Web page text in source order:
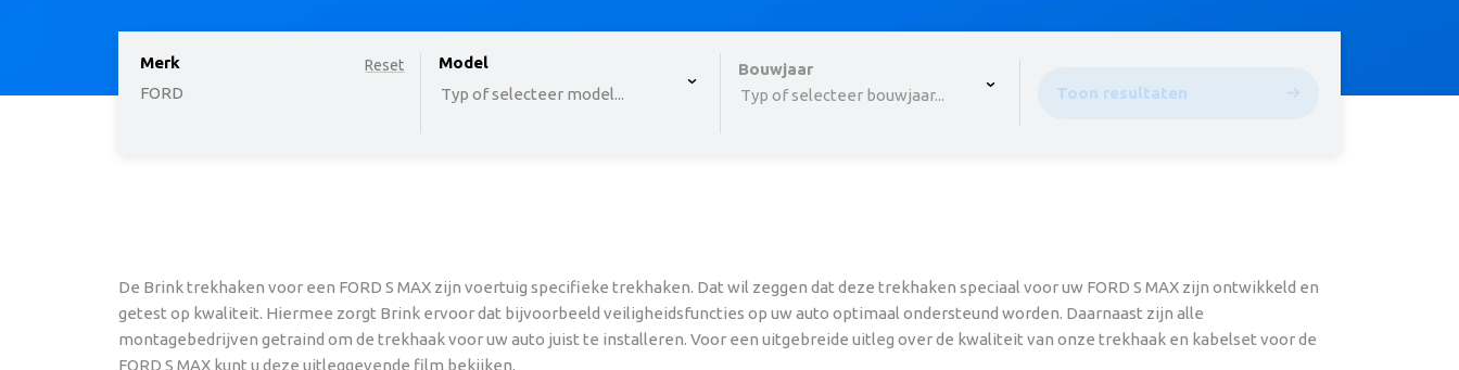
Reset
Merk
FORD
option , selected. Select is focused ,type to refine list, press Down to open the menu,
Model
Typ of selecteer model...
Bouwjaar
Typ of selecteer bouwjaar...
Toon resultaten
De Brink trekhaken voor een FORD S MAX zijn voertuig specifieke trekhaken. Dat wil zeggen dat deze trekhaken speciaal voor uw FORD S MAX zijn ontwikkeld en
getest op kwaliteit. Hiermee zorgt Brink ervoor dat bijvoorbeeld veiligheidsfuncties op uw auto optimaal ondersteund worden. Daarnaast zijn alle
montagebedrijven getraind om de trekhaak voor uw auto juist te installeren. Voor een uitgebreide uitleg over de kwaliteit van onze trekhaak en kabelset voor de
FORD S MAX kunt u deze uitleggevende film bekijken.